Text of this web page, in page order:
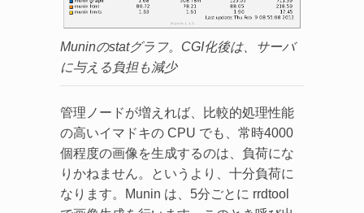
Muninのstatグラフ。CGI化後は、サーバ
に与える負担も減少
管理ノードが増えれば、比較的処理性能
の高いイマドキの CPU でも、常時4000
個程度の画像を生成するのは、負荷にな
りかねません。というより、十分負荷に
なります。Munin は、5分ごとに rrdtool